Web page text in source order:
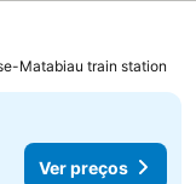
Matabiau train station
Ver preços